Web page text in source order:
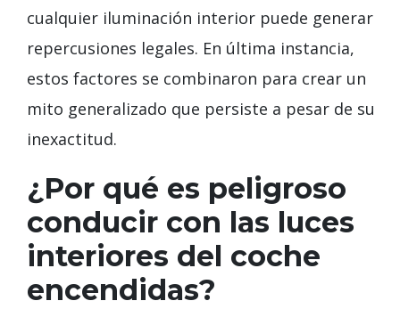
cualquier iluminación interior puede generar
repercusiones legales. En última instancia,
estos factores se combinaron para crear un
mito generalizado que persiste a pesar de su
inexactitud.
¿Por qué es peligroso
conducir con las luces
interiores del coche
encendidas?